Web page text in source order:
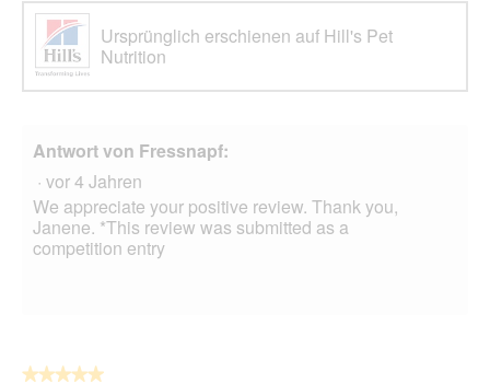
Ursprünglich erschienen auf Hill's Pet
Nutrition
Antwort von Fressnapf:
· vor 4 Jahren
We appreciate your positive review. Thank you,
Janene. *This review was submitted as a
competition entry
★★★★★
★★★★★